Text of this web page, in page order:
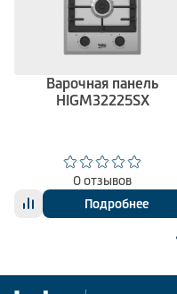
Варочная панель
HIGM32225SX
0 отзывов
Подробнее